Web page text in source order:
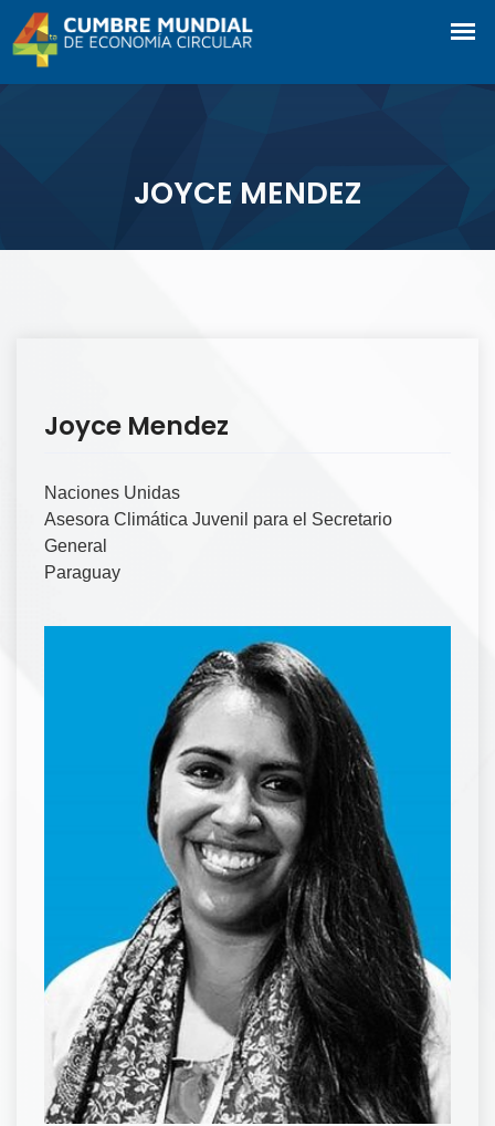
JOYCE MENDEZ
Joyce Mendez
Naciones Unidas
Asesora Climática Juvenil para el Secretario
General
Paraguay